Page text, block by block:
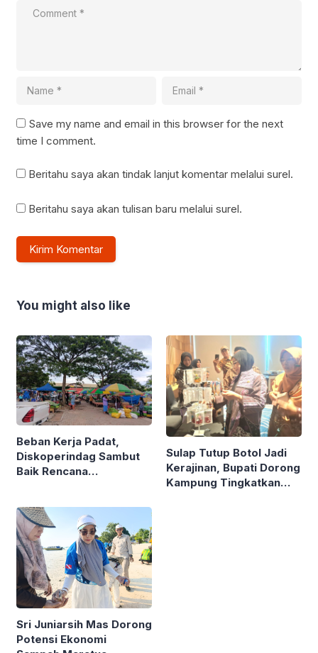
Save my name and email in this browser for the next
time I comment.
Beritahu saya akan tindak lanjut komentar melalui surel.
Beritahu saya akan tulisan baru melalui surel.
You might also like
Beban Kerja Padat,
Diskoperindag Sambut
Baik Rencana
Sulap Tutup Botol Jadi
Kerajinan, Bupati Dorong
Kampung Tingkatkan
Sri Juniarsih Mas Dorong
Potensi Ekonomi